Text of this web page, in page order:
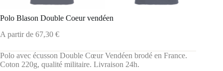
Polo Blason Double Coeur vendéen
A partir de 67,30 €
Polo avec écusson Double Cœur Vendéen brodé en France.
Coton 220g, qualité militaire. Livraison 24h.